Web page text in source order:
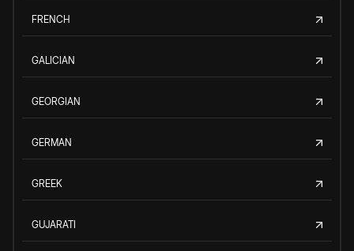
FRENCH
GALICIAN
GEORGIAN
GERMAN
GREEK
GUJARATI